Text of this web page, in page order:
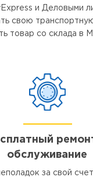
и Деловыми
свою
товар со склада в
обслуживание
за свой